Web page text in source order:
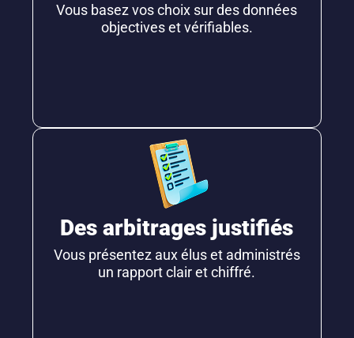
Vous basez vos choix sur des données
objectives et vérifiables.
Des arbitrages justifiés
Vous présentez aux élus et administrés
un rapport clair et chiffré.